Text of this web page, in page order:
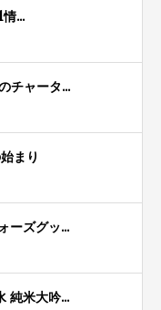
情…
チャータ…
まり
ーズグッ…
純米大吟…